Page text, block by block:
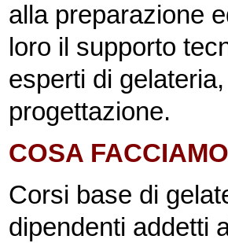
alla preparazione
loro il supporto
esperti di
progettazione.
COSA
Corsi base di
dipendenti addetti